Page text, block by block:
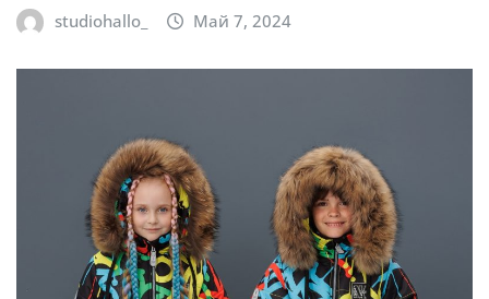
studiohallo_ Май 7, 2024